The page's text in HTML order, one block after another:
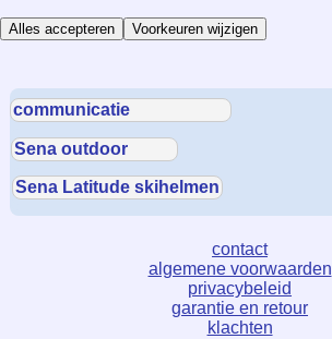
Alles accepteren Voorkeuren wijzigen
communicatie
Sena outdoor
Sena Latitude skihelmen
contact
algemene voorwaarden
privacybeleid
garantie en retour
klachten